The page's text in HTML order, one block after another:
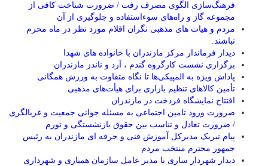
فرهنگ‌سازی الگوی مصرف رفت / ضرورت شناخت کافی از
مجموعه گاز و راه‌های سوءاستفاده و جلوگیری از آن
مردم و هیات های مذهبی نگران اقلام مورد نظر در ماه محرم
نباشند.
دیدار فرماندار مرکز مازندران با خانواده های شهدا
برگزاری نشست کارگروه گندم ، آرد و ناندز مازندران
پاداش ویژه به المپیکی‌ها تا نگاه متفاوت به ورزش همگانی
تأمین کالاهای تنظیم بازاری برای هیأت‌های مذهبی
افتتاح نمایشگاه فردخت در مازندران
ضرورت ورود تامین اجتماعی به مسئله جوانی جمعیت و غربالگری
/ ضرورت تعادل و تناسب بین حقوق بازنشستگی و تورم
پیام تبریک مدیرکل آموزش فنی و حرفه ای مازندران به رئیس
جمهور محترم منتخب مردم
دیدار شهردار ساری با مدیر عامل سازمان همیاری و شهرداری